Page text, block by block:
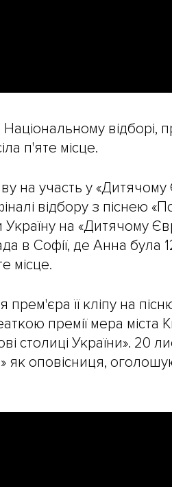
відборі,
п'яте місце.
на участь у
відбору з піснею
на «Дитячому
в Софії, де Анна була
місце.
прем'єра її кліпу на
премії мера міста
столиці України». 20
як оповісниця,